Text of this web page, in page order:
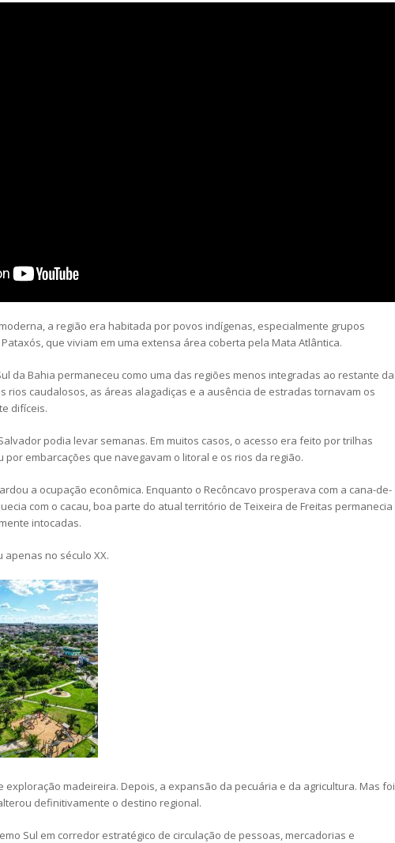
a região era habitada por povos indígenas, especialmente grupos
que viviam em uma extensa área coberta pela Mata Atlântica.
da Bahia permaneceu como uma das regiões menos integradas ao restante da
rios caudalosos, as áreas alagadiças e a ausência de estradas tornavam os
difíceis.
podia levar semanas. Em muitos casos, o acesso era feito por trilhas
por embarcações que navegavam o litoral e os rios da região.
a ocupação econômica. Enquanto o Recôncavo prosperava com a cana-de-
com o cacau, boa parte do atual território de Teixeira de Freitas permanecia
intocadas.
no século XX.
exploração madeireira. Depois, a expansão da pecuária e da agricultura. Mas foi
definitivamente o destino regional.
Sul em corredor estratégico de circulação de pessoas, mercadorias e